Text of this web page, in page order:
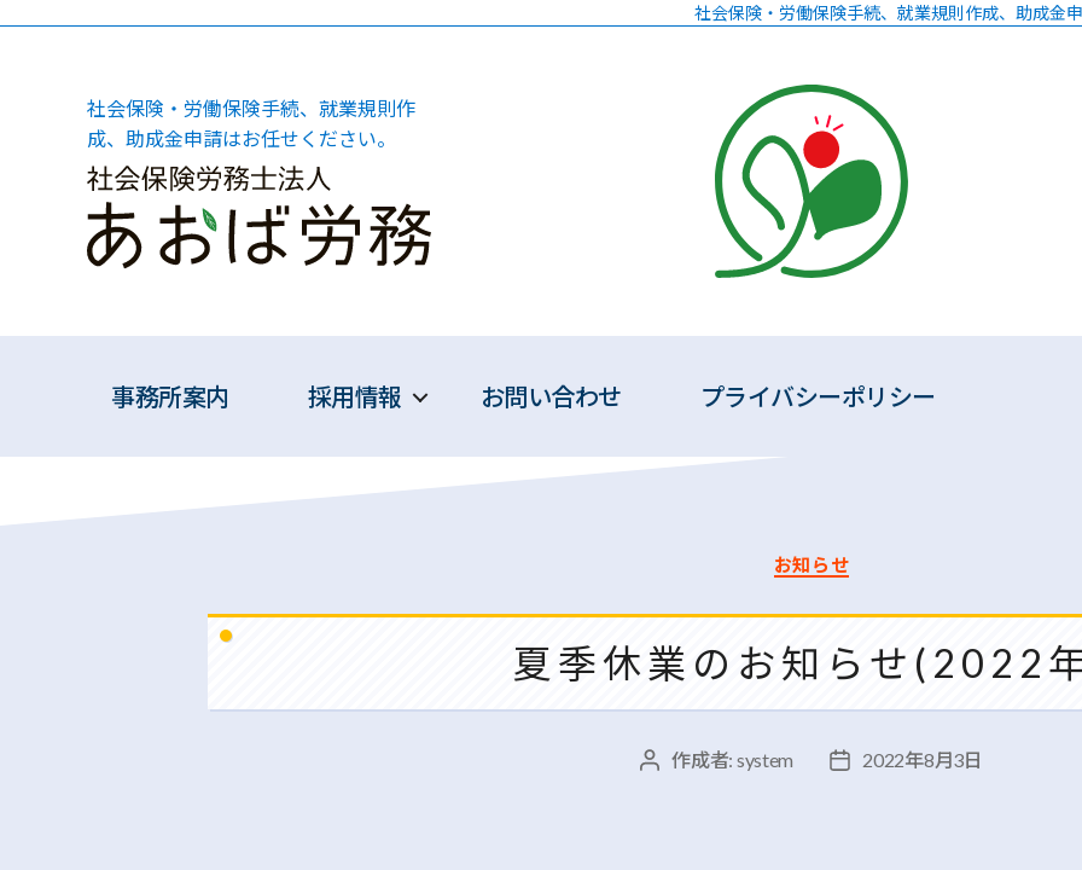
社会保険・労働保険手続、就業規則作
成、助成金申請はお任せください。
社会保険・労働保険手続、就業規則作成、助成金
事務所案内 採用情報 お問い合わせ プライバシーポリシー
カ
テ
ー
お知らせ
夏季休業のお知らせ(2022
投 作成者: system
投 2022年8月3日